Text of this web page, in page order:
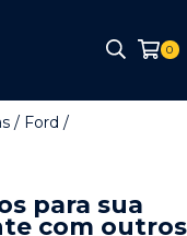
0
/ Ford /
para sua
com outros